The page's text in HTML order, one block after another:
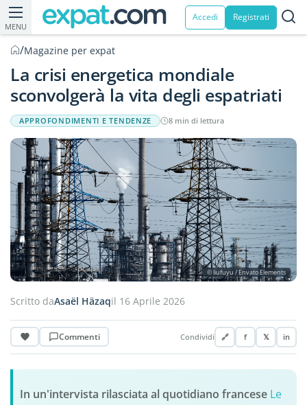
MENU
Accedi Registrati
/Magazine per expat
La crisi energetica mondiale
sconvolgerà la vita degli espatriati
APPROFONDIMENTI E TENDENZE 8 min di lettura
© liufuyu / Envato Elements
Scritto daAsaël Häzaqil 16 Aprile 2026
Commenti Condividi 🔗 f 𝕏 in
In un'intervista rilasciata al quotidiano francese Le